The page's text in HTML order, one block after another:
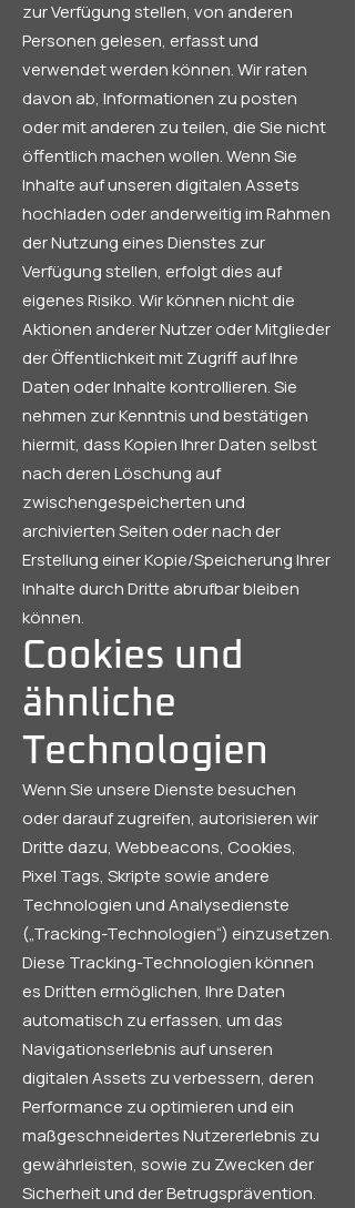
zur Verfügung stellen, von anderen
Personen gelesen, erfasst und
verwendet werden können. Wir raten
davon ab, Informationen zu posten
oder mit anderen zu teilen, die Sie nicht
öffentlich machen wollen. Wenn Sie
Inhalte auf unseren digitalen Assets
hochladen oder anderweitig im Rahmen
der Nutzung eines Dienstes zur
Verfügung stellen, erfolgt dies auf
eigenes Risiko. Wir können nicht die
Aktionen anderer Nutzer oder Mitglieder
der Öffentlichkeit mit Zugriff auf Ihre
Daten oder Inhalte kontrollieren. Sie
nehmen zur Kenntnis und bestätigen
hiermit, dass Kopien Ihrer Daten selbst
nach deren Löschung auf
zwischengespeicherten und
archivierten Seiten oder nach der
Erstellung einer Kopie/Speicherung Ihrer
Inhalte durch Dritte abrufbar bleiben
können.
Cookies und
ähnliche
Technologien
Wenn Sie unsere Dienste besuchen
oder darauf zugreifen, autorisieren wir
Dritte dazu, Webbeacons, Cookies,
Pixel Tags, Skripte sowie andere
Technologien und Analysedienste
(„Tracking-Technologien“) einzusetzen.
Diese Tracking-Technologien können
es Dritten ermöglichen, Ihre Daten
automatisch zu erfassen, um das
Navigationserlebnis auf unseren
digitalen Assets zu verbessern, deren
Performance zu optimieren und ein
maßgeschneidertes Nutzererlebnis zu
gewährleisten, sowie zu Zwecken der
Sicherheit und der Betrugsprävention.